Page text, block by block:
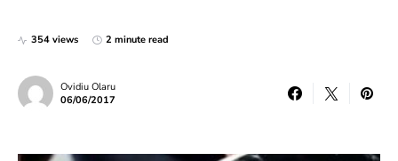
354 views 2 minute read
Ovidiu Olaru
06/06/2017